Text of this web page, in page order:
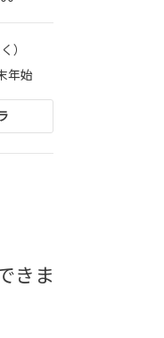
）
年始
きま